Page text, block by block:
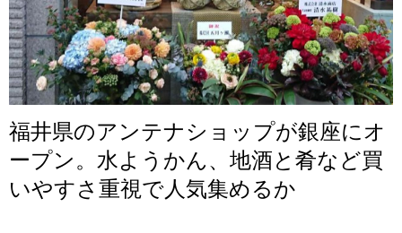
福井県のアンテナショップが銀座にオ
ープン。水ようかん、地酒と肴など買
いやすさ重視で人気集めるか